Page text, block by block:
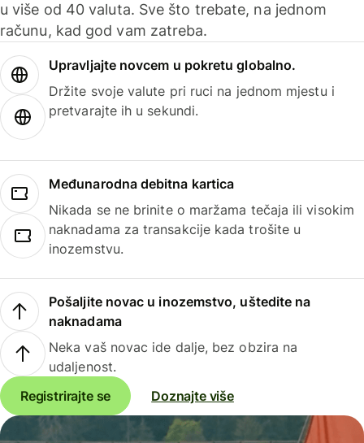
u više od 40 valuta. Sve što trebate, na jednom
računu, kad god vam zatreba.
Upravljajte novcem u pokretu globalno.
Držite svoje valute pri ruci na jednom mjestu i
pretvarajte ih u sekundi.
Međunarodna debitna kartica
Nikada se ne brinite o maržama tečaja ili visokim
naknadama za transakcije kada trošite u
inozemstvu.
Pošaljite novac u inozemstvo, uštedite na
naknadama
Neka vaš novac ide dalje, bez obzira na
udaljenost.
Registrirajte se
Doznajte više